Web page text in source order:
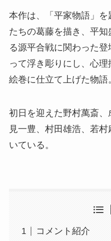
本作は、「平家物語」を
たちの葛藤を描き、平
る源平合戦に関わった
って浮き彫りにし、心
絵巻に仕立て上げた物語
初日を迎えた野村萬斎
見一豊、村田雄浩、若
いている。
コメント紹介